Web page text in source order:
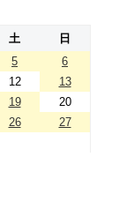
土
日
5
6
12
13
19
20
26
27